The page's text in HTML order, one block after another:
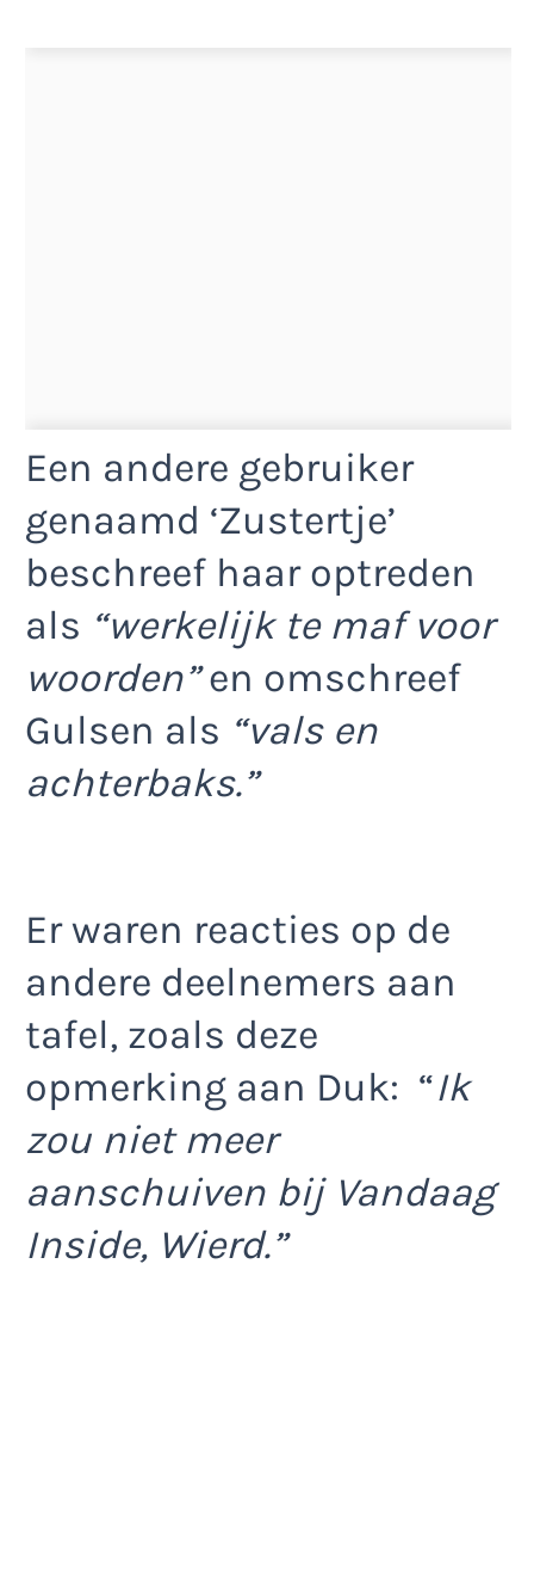
Een andere gebruiker
genaamd ‘Zustertje’
beschreef haar optreden
als “werkelijk te maf voor
woorden”en omschreef
Gulsen als “vals en
achterbaks.”
Er waren reacties op de
andere deelnemers aan
tafel, zoals deze
opmerking aan Duk: “Ik
zou niet meer
aanschuiven bij Vandaag
Inside, Wierd.”